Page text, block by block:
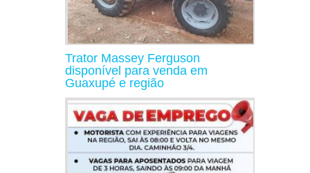
Trator Massey Ferguson
disponível para venda em
Guaxupé e região